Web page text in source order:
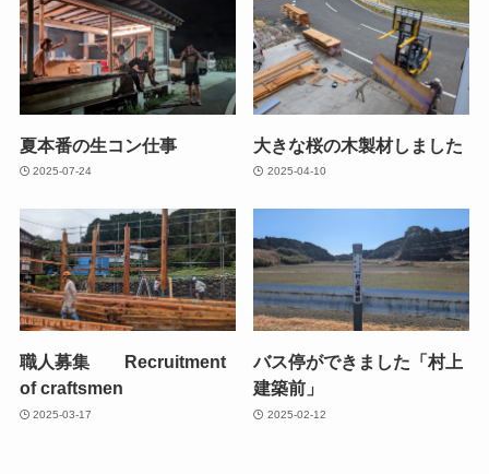
夏本番の生コン仕事
2025-07-24
大きな桜の木製材しました
2025-04-10
職人募集 Recruitment
of craftsmen
2025-03-17
バス停ができました「村上
建築前」
2025-02-12